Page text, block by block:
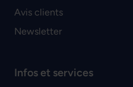
Avis clients
Newsletter
Infos et services